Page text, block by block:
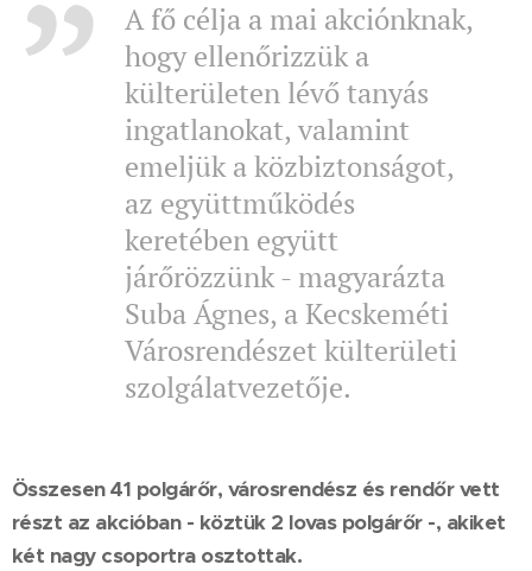
A fő célja a mai akciónknak,
hogy ellenőrizzük a
külterületen lévő tanyás
ingatlanokat, valamint
emeljük a közbiztonságot,
az együttműködés
keretében együtt
járőrözzünk - magyarázta
Suba Ágnes, a Kecskeméti
Városrendészet külterületi
szolgálatvezetője.
Összesen 41 polgárőr, városrendész és rendőr vett
részt az akcióban - köztük 2 lovas polgárőr -, akiket
két nagy csoportra osztottak.